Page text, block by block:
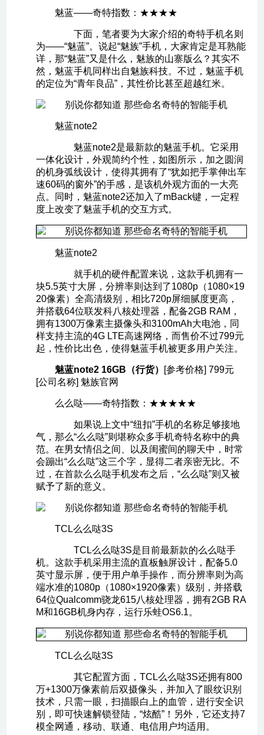
魅蓝——奇特指数：★★★★
下面，笔者要为大家介绍的奇特手机名则
为——“魅蓝”。说起“魅族”手机，大家肯定是耳熟能
详，那“魅蓝”又是什么，魅族的山寨版么？其实不
然，魅蓝手机同样出自魅族科技。不过，魅蓝手机
的定位为“青年良品”，其性价比甚至超越红米。
魅蓝note2
魅蓝note2是最新款的魅蓝手机。它采用
一体化设计，外观简约个性，如图所示，加之圆润
的机身弧线设计，使得其拥有了“犹如把手掌伸出车
速60码的窗外”的手感，是该机外观方面的一大亮
点。同时，魅蓝note2还加入了mBack键，一定程
度上改变了魅蓝手机的交互方式。
魅蓝note2
就手机的硬件配置来说，这款手机拥有一
块5.5英寸大屏，分辨率则达到了1080p（1080×19
20像素）全高清级别，相比720p屏细腻度更高，
并搭载64位联发科八核处理器，配备2GB RAM，
拥有1300万像素主摄像头和3100mAh大电池，同
样支持主流的4G LTE高速网络，而售价不过799元
起，性价比出色，使得魅蓝手机被更多用户关注。
魅蓝note2 16GB（行货） [参考价格] 799元
[公司名称] 魅族官网
么么哒——奇特指数：★★★★★
如果说上文中“纽扣”手机的名称足够接地
气，那么“么么哒”则堪称众多手机奇特名称中的典
范。在男女情侣之间、以及闺蜜间的聊天中，时常
会蹦出“么么哒”这三个字，显得二者亲密无比。不
过，在首款么么哒手机发布之后，“么么哒”则又被
赋予了新的意义。
TCL么么哒3S
TCL么么哒3S是目前最新款的么么哒手
机。这款手机采用主流的直板触屏设计，配备5.0
英寸显示屏，便于用户单手操作，而分辨率则为高
端水准的1080p（1080×1920像素）级别，并搭载
64位Qualcomm骁龙615八核处理器，拥有2GB RA
M和16GB机身内存，运行乐蛙OS6.1。
TCL么么哒3S
其它配置方面，TCL么么哒3S还拥有800
万+1300万像素前后双摄像头，并加入了眼纹识别
技术，只需一眼，扫描眼白上的血管，进行安全识
别，即可快速解锁登陆，“炫酷”！另外，它还支持7
模全网通，移动、联通、电信用户均适用。